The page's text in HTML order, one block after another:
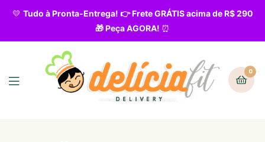
💛 Tudo à Pronta-Entrega! 👉 Frete GRÁTIS acima de R$ 290
🎁 Peça AGORA! ⏰
0